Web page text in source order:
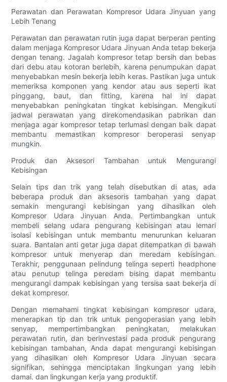
Perawatan dan Perawatan Kompresor Udara Jinyuan yang
Lebih Tenang
Perawatan dan perawatan rutin juga dapat berperan penting
dalam menjaga Kompresor Udara Jinyuan Anda tetap bekerja
dengan tenang. Jagalah kompresor tetap bersih dan bebas
dari debu atau kotoran berlebih, karena penumpukan dapat
menyebabkan mesin bekerja lebih keras. Pastikan juga untuk
memeriksa komponen yang kendor atau aus seperti ikat
pinggang, baut, dan fitting, karena hal ini dapat
menyebabkan peningkatan tingkat kebisingan. Mengikuti
jadwal perawatan yang direkomendasikan pabrikan dan
menjaga agar kompresor tetap terlumasi dengan baik dapat
membantu memastikan kompresor beroperasi senyap
mungkin.
Produk dan Aksesori Tambahan untuk Mengurangi
Kebisingan
Selain tips dan trik yang telah disebutkan di atas, ada
beberapa produk dan aksesoris tambahan yang dapat
semakin mengurangi kebisingan yang dihasilkan oleh
Kompresor Udara Jinyuan Anda. Pertimbangkan untuk
membeli selang udara pengurang kebisingan atau lemari
isolasi kebisingan untuk membantu menurunkan keluaran
suara. Bantalan anti getar juga dapat ditempatkan di bawah
kompresor untuk menyerap dan meredam kebisingan.
Terakhir, penggunaan pelindung telinga seperti headphone
atau penutup telinga peredam bising dapat membantu
mengurangi dampak kebisingan yang tersisa saat bekerja di
dekat kompresor.
Dengan memahami tingkat kebisingan kompresor udara,
menerapkan tip dan trik untuk pengoperasian yang lebih
senyap, mempertimbangkan peningkatan, melakukan
perawatan rutin, dan berinvestasi pada produk pengurang
kebisingan tambahan, Anda dapat mengurangi kebisingan
yang dihasilkan oleh Kompresor Udara Jinyuan secara
signifikan, sehingga menciptakan lingkungan yang lebih
damai. dan lingkungan kerja yang produktif.